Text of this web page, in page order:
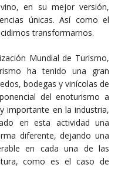
en su mejor versión,
únicas. Así como el
transformarnos.
Mundial de Turismo,
ha tenido una gran
bodegas y vinícolas de
del enoturismo a
importante en la industria,
en esta actividad una
diferente, dejando una
en cada una de las
como es el caso de